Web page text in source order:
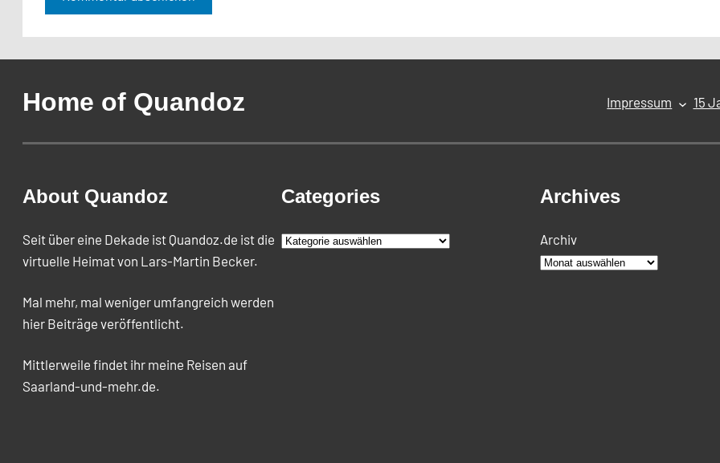
Home of Quandoz Impressum 15
About Quandoz
Seit über eine Dekade ist Quandoz.de ist die
virtuelle Heimat von Lars-Martin Becker.
Mal mehr, mal weniger umfangreich werden
hier Beiträge veröffentlicht.
Mittlerweile findet ihr meine Reisen auf
Saarland-und-mehr.de.
Categories
K
Archives
Archiv